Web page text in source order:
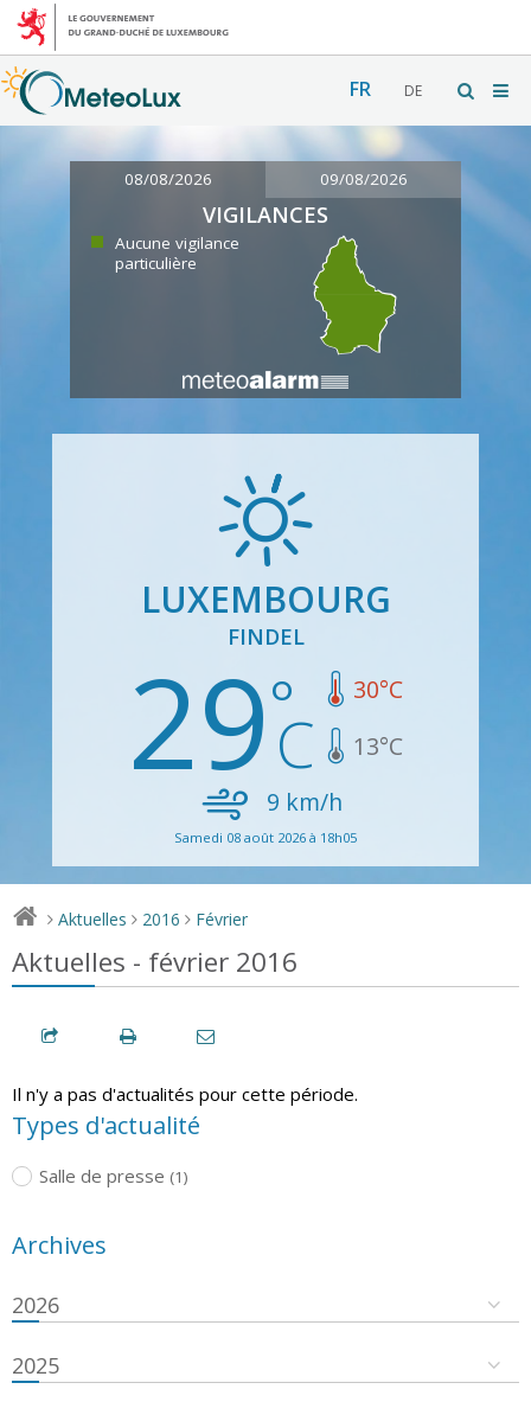
FR DE
08/08/2026 09/08/2026
VIGILANCES
Aucune vigilance
particulière
LUXEMBOURG
FINDEL
29 30°C
13°C
9 km/h
Samedi 08 août 2026 à 18h05
> Aktuelles > 2016 > Février
Aktuelles - février 2016
Il n'y a pas d'actualités pour cette période.
Types d'actualité
Salle de presse (1)
Archives
2026
2025